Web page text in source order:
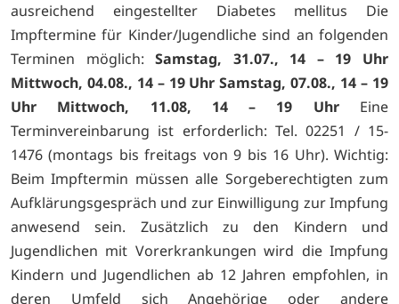
ausreichend ein­gestellter Diabetes mellitus Die
Impftermine für Kinder/Jugendliche sind an folgenden
Terminen möglich:Samstag, 31.07., 14 – 19 Uhr
Mittwoch, 04.08., 14 – 19 Uhr Samstag, 07.08., 14 – 19
Uhr
Mittwoch, 11.08, 14 – 19 UhrEine
Terminvereinbarung ist erforderlich: Tel. 02251 / 15-
1476 (montags bis freitags von 9 bis 16 Uhr). Wichtig:
Beim Impftermin müssen alle Sorgeberechtigten zum
Aufklärungsgespräch und zur Einwilligung zur Impfung
anwesend sein. Zusätzlich zu den Kindern und
Jugendlichen mit Vorerkrankungen wird die Impfung
Kindern und Jugendlichen ab 12 Jahren empfohlen, in
deren Umfeld sich Angehörige oder andere